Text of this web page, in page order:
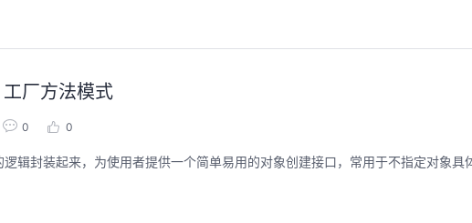
厂方法模式
0 0
辑封装起来，为使用者提供一个简单易用的对象创建接口，常用于不指定对象具